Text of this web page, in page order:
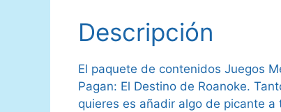
Descripción
El paquete de contenidos Juegos
Pagan: El Destino de Roanoke.
quieres es añadir algo de picante